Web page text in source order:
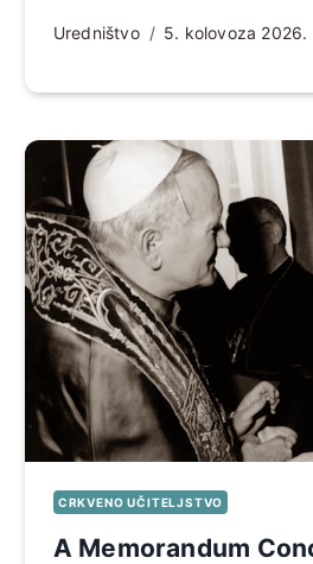
Uredništvo 5. kolovoza 2026.
CRKVENO UČITELJSTVO
A Memorandum